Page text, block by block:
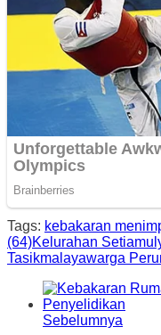
Tags: kebakaran
(64)Kelurahan
Tasikmalayawarga
Sebelumnya